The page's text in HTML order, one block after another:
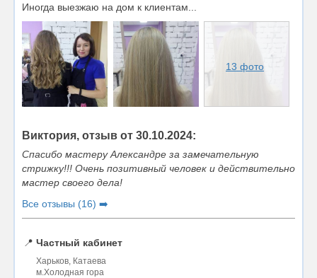
Иногда выезжаю на дом к клиентам...
13 фото
Виктория, отзыв от 30.10.2024:
Спасибо мастеру Александре за замечательную
стрижку!!! Очень позитивный человек и действительно
мастер своего дела!
Все отзывы (16) ➡️
📍 Частный кабинет
Харьков, Катаева
м.Холодная гора